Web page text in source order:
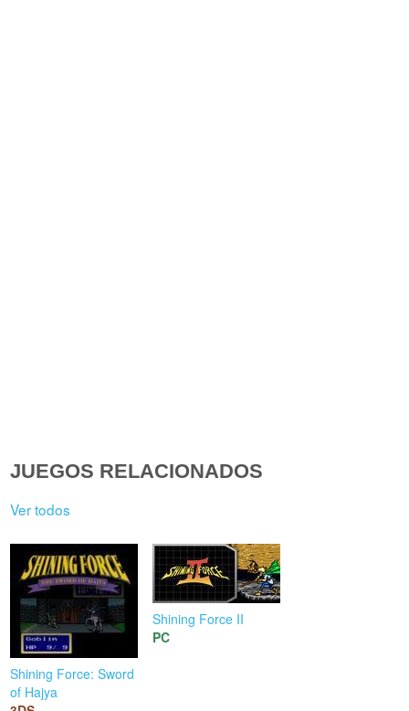
JUEGOS RELACIONADOS
Ver todos
Shining Force: Sword
of Hajya
Shining Force II
PC